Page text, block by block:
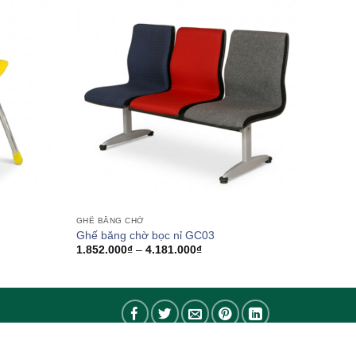
GHẾ BĂNG CHỜ
Ghế băng chờ bọc nỉ GC03
1.852.000₫ – 4.181.000₫Khoảng
đến
4.181.000₫